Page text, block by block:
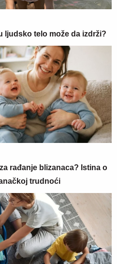
ljudsko telo može da izdrži?
rađanje blizanaca? Istina o
trudnoći